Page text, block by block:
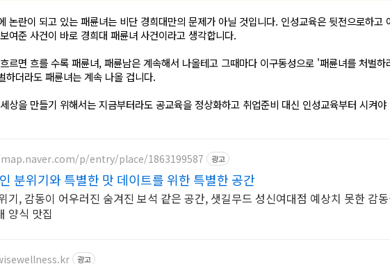
논란이 되고 있는 패륜녀는 비단 경희대만의 문제가 아닐 것입니다. 인성교육은 뒷전으로하고
여준 사건이 바로 경희대 패륜녀 사건이라고 생각합니다.
르면 흐를 수록 패륜녀, 패륜남은 계속해서 나올테고 그때마다 이구동성으로 '패륜녀를 처벌
하더라도 패륜녀는 계속 나올 겁니다.
상을 만들기 위해서는 지금부터라도 공교육을 정상화하고 취업준비 대신 인성교육부터 시켜야
p/entry/place/1863199587 광고
분위기와 특별한 맛 데이트를 위한 특별한 공간
기, 감동이 어우러진 숨겨진 보석 같은 공간, 샛길무드 성신여대점 예상치 못한 감
양식 맛집
광고